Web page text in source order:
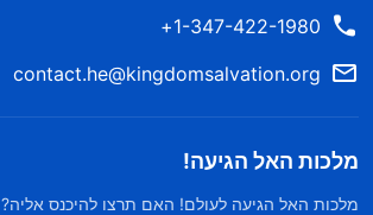
1-347-422-1980+
contact.he@kingdomsalvation.org
מלכות האל הגיעה!
מלכות האל הגיעה לעולם! האם תרצו להיכנס אליה?